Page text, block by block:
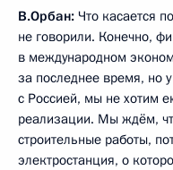
В.Орбан: Что касается
не говорили. Конечно,
в международном
за последнее время, но
с Россией, мы не хотим
реализации. Мы ждём,
строительные работы,
электростанция, о